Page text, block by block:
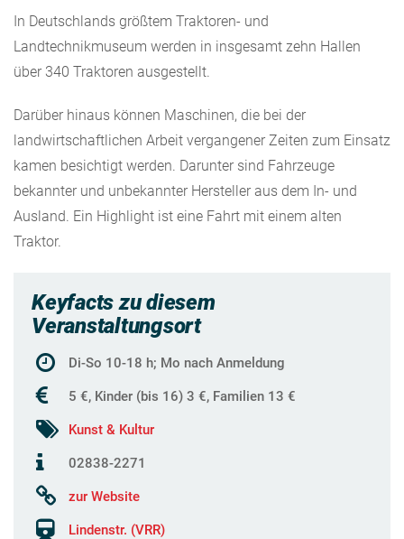
In Deutschlands größtem Traktoren- und
Landtechnikmuseum werden in insgesamt zehn Hallen
über 340 Traktoren ausgestellt.
Darüber hinaus können Maschinen, die bei der
landwirtschaftlichen Arbeit vergangener Zeiten zum Einsatz
kamen besichtigt werden. Darunter sind Fahrzeuge
bekannter und unbekannter Hersteller aus dem In- und
Ausland. Ein Highlight ist eine Fahrt mit einem alten
Traktor.
Keyfacts zu diesem
Veranstaltungsort
Di-So 10-18 h; Mo nach Anmeldung
5 €, Kinder (bis 16) 3 €, Familien 13 €
Kunst & Kultur
02838-2271
zur Website
Lindenstr. (VRR)